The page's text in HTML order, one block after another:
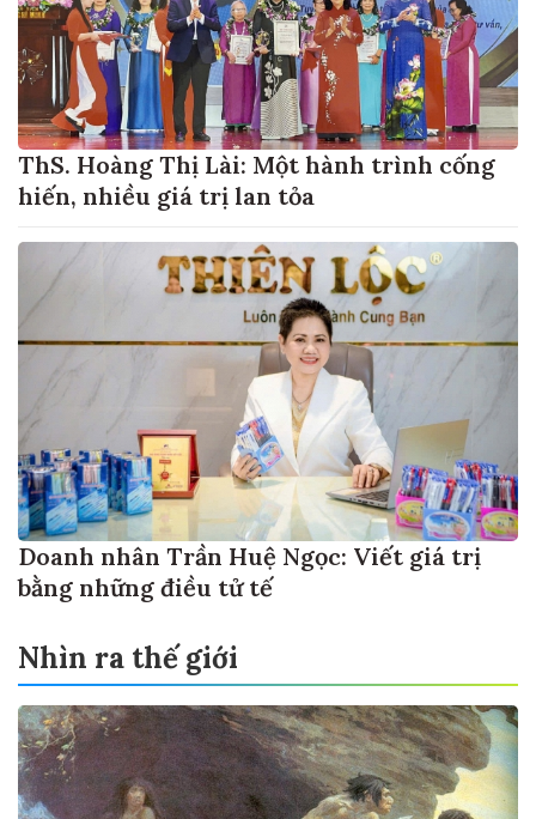
ThS. Hoàng Thị Lài: Một hành trình cống
hiến, nhiều giá trị lan tỏa
Doanh nhân Trần Huệ Ngọc: Viết giá trị
bằng những điều tử tế
Nhìn ra thế giới